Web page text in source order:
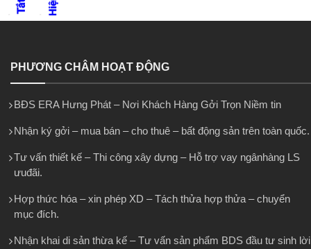
PHƯƠNG CHÂM HOẠT ĐỘNG
BĐS ERA Hưng Phát – Nơi Khách Hàng Gởi Trọn Niềm tin
Nhận ký gởi – mua bán – cho thuê – bất động sản trên toàn quốc.
Tư vấn thiết kế – Thi công xây dựng – Hỗ trợ vay ngânhàng LS
ưuđãi.
Hợp thức hóa – xin phép XD – Tách thửa hợp thửa – chuyển
mục đích.
Nhận khai di sản thừa kế – Tư vấn sản phẩm BDS đầu tư sinh lời